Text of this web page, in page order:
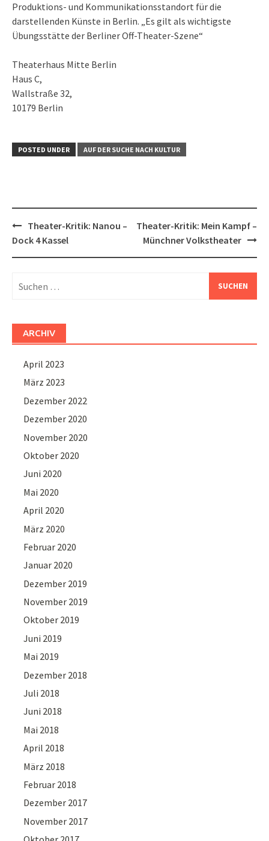
Produktions- und Kommunikationsstandort für die
darstellenden Künste in Berlin. „Es gilt als wichtigste
Übungsstätte der Berliner Off-Theater-Szene“
Theaterhaus Mitte Berlin
Haus C,
Wallstraße 32,
10179 Berlin
POSTED UNDER AUF DER SUCHE NACH KULTUR
Post
navigation
Theater-Kritik: Nanou –
Dock 4 Kassel
Theater-Kritik: Mein Kampf –
Münchner Volkstheater
nach:
ARCHIV
April 2023
März 2023
Dezember 2022
Dezember 2020
November 2020
Oktober 2020
Juni 2020
Mai 2020
April 2020
März 2020
Februar 2020
Januar 2020
Dezember 2019
November 2019
Oktober 2019
Juni 2019
Mai 2019
Dezember 2018
Juli 2018
Juni 2018
Mai 2018
April 2018
März 2018
Februar 2018
Dezember 2017
November 2017